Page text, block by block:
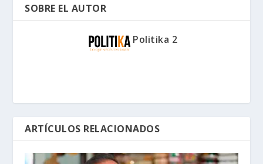
SOBRE EL AUTOR
Politika 2
ARTÍCULOS RELACIONADOS